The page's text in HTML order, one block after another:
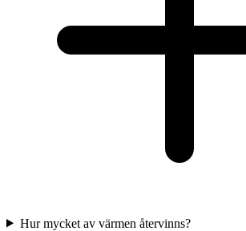
Hur mycket av värmen återvinns?